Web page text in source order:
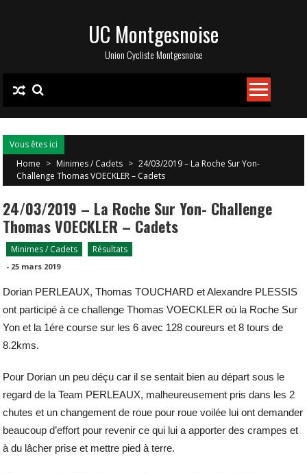
UC Montgesnoise
Union Cycliste Montgesnoise
Vous êtes ici
Home > Minimes / Cadets > 24/03/2019 – La Roche Sur Yon-
Challenge Thomas VOECKLER – Cadets
24/03/2019 – La Roche Sur Yon- Challenge
Thomas VOECKLER – Cadets
Minimes / Cadets Résultats
- 25 mars 2019
Dorian PERLEAUX, Thomas TOUCHARD et Alexandre PLESSIS
ont participé à ce challenge Thomas VOECKLER où la Roche Sur
Yon et la 1ére course sur les 6 avec 128 coureurs et 8 tours de
8.2kms.
Pour Dorian un peu déçu car il se sentait bien au départ sous le
regard de la Team PERLEAUX, malheureusement pris dans les 2
chutes et un changement de roue pour roue voilée lui ont demander
beaucoup d’effort pour revenir ce qui lui a apporter des crampes et
à du lâcher prise et mettre pied à terre.